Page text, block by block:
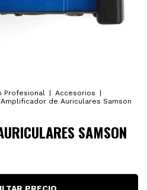
Profesional Accesorios
Amplificador de Auriculares Samson
SAMSON